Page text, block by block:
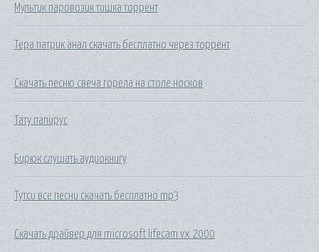
Мультик паровозик тишка торрент
Тера патрик анал скачать бесплатно через торрент
Скачать песню свеча горела на столе носков
Тату папирус
Бирюк слушать аудиокнигу
Тутси все песни скачать бесплатно mp3
Скачать драйвер для microsoft lifecam vx 2000